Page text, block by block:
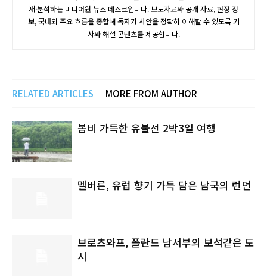
재·분석하는 미디어원 뉴스 데스크입니다. 보도자료와 공개 자료, 현장 정
보, 국내외 주요 흐름을 종합해 독자가 사안을 정확히 이해할 수 있도록 기
사와 해설 콘텐츠를 제공합니다.
RELATED ARTICLES MORE FROM AUTHOR
봄비 가득한 유불선 2박3일 여행
멜버른, 유럽 향기 가득 담은 남국의 런던
브로츠와프, 폴란드 남서부의 보석같은 도
시